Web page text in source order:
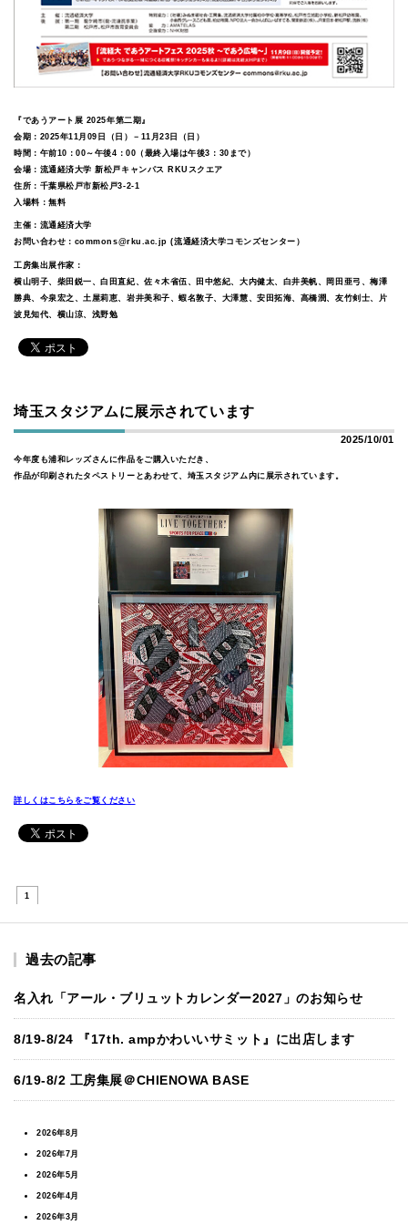
『であうアート展 2025年第二期』
会期：2025年11月09日（日）－11月23日（日）
時間：午前10：00～午後4：00（最終入場は午後3：30まで）
会場：流通経済大学 新松戸キャンパス RKUスクエア
住所：千葉県松戸市新松戸3-2-1
入場料：無料
主催：流通経済大学
お問い合わせ：commons@rku.ac.jp (流通経済大学コモンズセンター）
工房集出展作家：
横山明子、柴田鋭一、白田直紀、佐々木省伍、田中悠紀、大内健太、白井美帆、岡田亜弓、梅澤
勝典、今泉宏之、土屋莉恵、岩井美和子、蝦名敦子、大澤慧、安田拓海、高橋潤、友竹剣士、片
波見知代、横山涼、浅野勉
埼玉スタジアムに展示されています
2025/10/01
今年度も浦和レッズさんに作品をご購入いただき、
作品が印刷されたタペストリーとあわせて、埼玉スタジアム内に展示されています。
詳しくはこちらをご覧ください
1
過去の記事
名入れ「アール・ブリュットカレンダー2027」のお知らせ
8/19-8/24 『17th. ampかわいいサミット』に出店します
6/19-8/2 工房集展＠CHIENOWA BASE
2026年8月
2026年7月
2026年5月
2026年4月
2026年3月